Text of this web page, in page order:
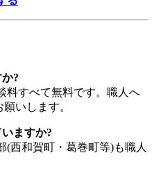
?
料すべて無料です。職人へ
いします。
ますか?
(西和賀町・葛巻町等)も職人